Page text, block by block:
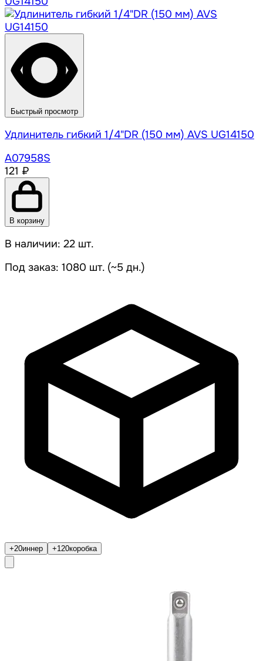
Быстрый просмотр
Удлинитель гибкий 1/4"DR (150 мм) AVS UG14150
A07958S
121 ₽
В корзину
В наличии: 22 шт.
Под заказ: 1080 шт. (~5 дн.)
+20иннер +120коробка